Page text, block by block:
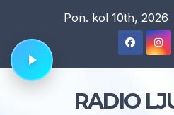
content
Pon. kol 10th, 2026
RADIO